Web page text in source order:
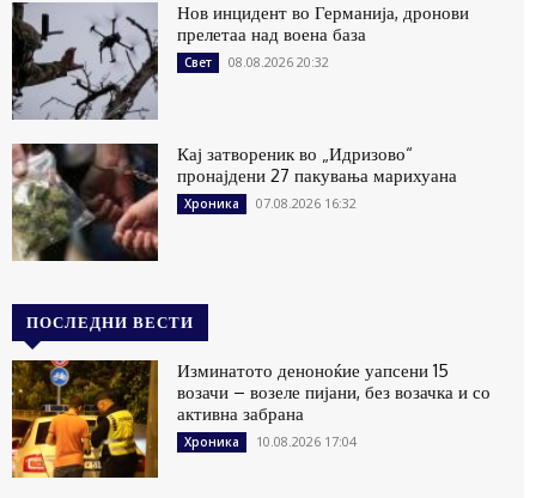
Нов инцидент во Германија, дронови
прелетаа над воена база
Свет 08.08.2026 20:32
Кај затвореник во „Идризово“
пронајдени 27 пакувања марихуана
Хроника 07.08.2026 16:32
ПОСЛЕДНИ ВЕСТИ
Изминатото деноноќие уапсени 15
возачи – возеле пијани, без возачка и со
активна забрана
Хроника 10.08.2026 17:04